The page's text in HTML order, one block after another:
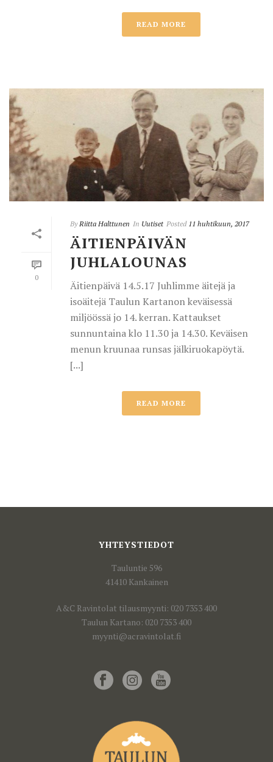
READ MORE
0
By Riitta Halttunen In Uutiset Posted 11 huhtikuun, 2017
ÄITIENPÄIVÄN
JUHLALOUNAS
Äitienpäivä 14.5.17 Juhlimme äitejä ja
isoäitejä Taulun Kartanon keväisessä
miljöössä jo 14. kerran. Kattaukset
sunnuntaina klo 11.30 ja 14.30. Keväisen
menun kruunaa runsas jälkiruokapöytä.
[...]
READ MORE
YHTEYSTIEDOT
Tauluntie 596
41410 Kankainen
A&C Ravintolat tilausmyynti: 020 7353 400
Taulun Kartano: 020 7353 400
myynti@acravintolat.fi